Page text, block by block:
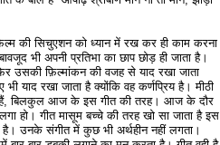
की सिचुएशन को ध्यान में रख कर ही काम करना
भी अपनी प्रतिभा का छाप छोड़ ही जाता है।
उसकी फ़िल्मांकन की वजह से याद रखा जाता
याद रखा जाता है क्योंकि वह कर्णप्रिय है। मीठी
हैं, बिलकुल आज के इस गीत की तरह। आज के दौर
हो। गीत मासूम बच्चे की तरह खो सा जाता है इस
उनके संगीत में कुछ भी अर्थहीन नहीं लगता।